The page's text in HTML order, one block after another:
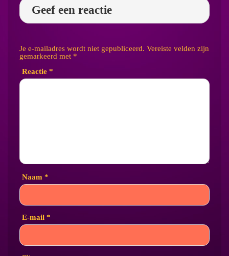
Geef een reactie
Je e-mailadres wordt niet gepubliceerd. Vereiste velden zijn
gemarkeerd met *
Reactie *
Naam *
E-mail *